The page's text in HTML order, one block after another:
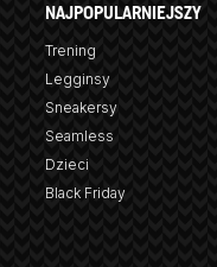
NAJPOPULARNIEJSZY
Trening
Legginsy
Sneakersy
Seamless
Dzieci
Black Friday